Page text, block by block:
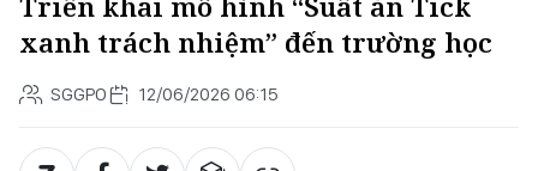
xanh trách nhiệm” đến trường học
SGGPO 12/06/2026 06:15